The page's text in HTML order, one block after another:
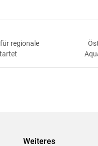
regionale
Weiteres